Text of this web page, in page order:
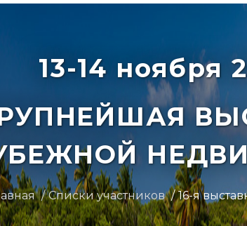
13-14 ноября
Списки участников 16-я